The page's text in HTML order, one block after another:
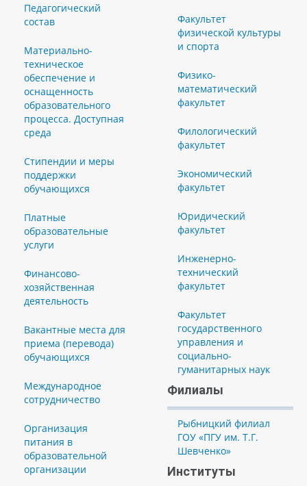
Педагогический
состав
Материально-
техническое
обеспечение и
оснащенность
образовательного
процесса. Доступная
среда
Стипендии и меры
поддержки
обучающихся
Платные
образовательные
услуги
Финансово-
хозяйственная
деятельность
Вакантные места для
приема (перевода)
обучающихся
Международное
сотрудничество
Организация
питания в
образовательной
организации
Факультет
физической культуры
и спорта
Физико-
математический
факультет
Филологический
факультет
Экономический
факультет
Юридический
факультет
Инженерно-
технический
факультет
Факультет
государственного
управления и
социально-
гуманитарных наук
Филиалы
Рыбницкий филиал
ГОУ «ПГУ им. Т.Г.
Шевченко»
Институты